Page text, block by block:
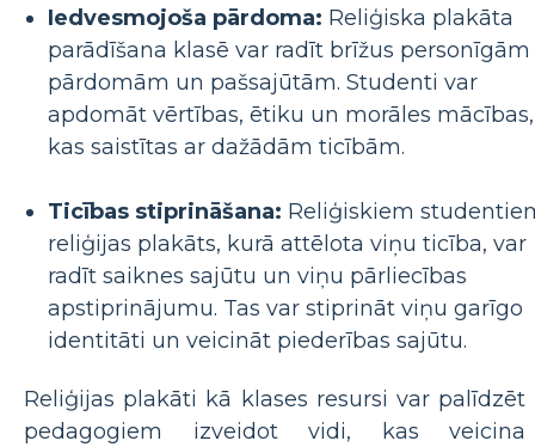
Iedvesmojoša pārdoma: Reliģiska plakāta
parādīšana klasē var radīt brīžus personīgām
pārdomām un pašsajūtām. Studenti var
apdomāt vērtības, ētiku un morāles mācības,
kas saistītas ar dažādām ticībām.
Ticības stiprināšana: Reliģiskiem
reliģijas plakāts, kurā attēlota viņu ticība, var
radīt saiknes sajūtu un viņu pārliecības
apstiprinājumu. Tas var stiprināt viņu garīgo
identitāti un veicināt piederības sajūtu.
Reliģijas plakāti kā klases resursi var palīdzēt
pedagogiem izveidot vidi, kas veicina